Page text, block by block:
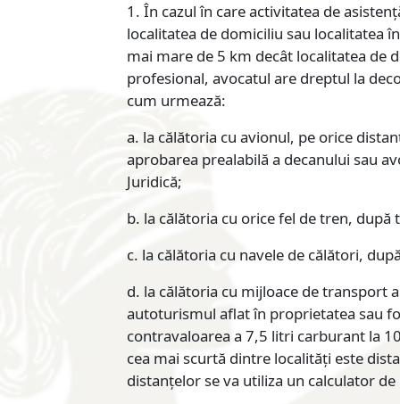
1. În cazul în care activitatea de
localitatea de domiciliu sau localitatea
mai mare de 5 km decât localitatea de
profesional, avocatul are dreptul la
cum urmează:
a. la călătoria cu avionul, pe orice
aprobarea prealabilă a decanului sau
Juridică;
b. la călătoria cu orice fel de tren, după
c. la călătoria cu navele de călători,
d. la călătoria cu mijloace de transport
autoturismul aflat în proprietatea sau
contravaloarea a 7,5 litri carburant la
cea mai scurtă dintre localități este
distanțelor se va utiliza un calculator